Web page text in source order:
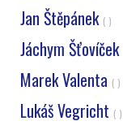
Jan Štěpánek ( )
Jáchym Šťovíček
Marek Valenta ( )
Lukáš Vegricht ( )